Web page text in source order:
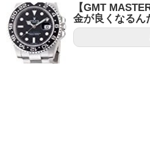
【GMT
金が良くなるん